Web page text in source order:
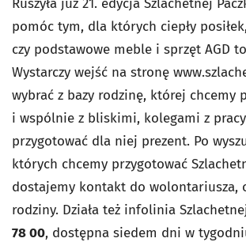
Ruszyła już 21. edycja Szlachetnej
pomóc tym, dla których ciepły
czy podstawowe meble i sprzęt AGD
Wystarczy wejść na stronę
wybrać z bazy rodzinę, której chcemy
i wspólnie z bliskimi, kolegami z pracy
przygotować dla niej prezent. Po
których chcemy przygotować
dostajemy kontakt do wolontariusza,
rodziny. Działa też infolinia
78 00, dostępna siedem dni w